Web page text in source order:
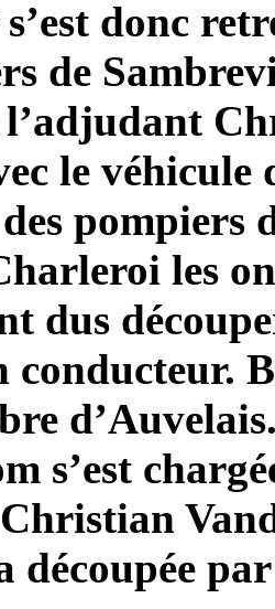
donc
de
le
pompiers
les
dus
conducteur.
s’est
découpée